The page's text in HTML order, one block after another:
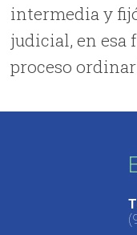
intermedia y
judicial, en esa
proceso